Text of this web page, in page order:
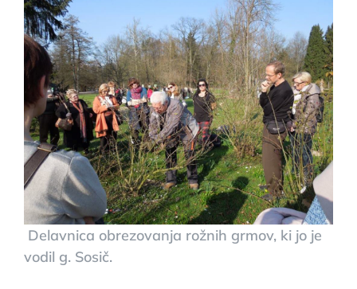
Delavnica obrezovanja rožnih grmov, ki jo je
vodil g. Sosič.